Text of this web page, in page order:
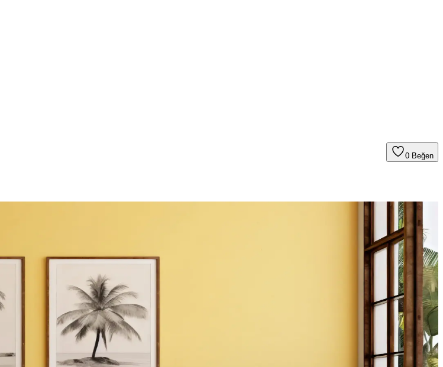
0 Beğen
Yöntemleri
fonksiyonel hem estetik hale getirilebilir. Alternatif kullanım önerileri ve dikkat edilmesi gerekenler ele alınmıştır.
ve estetik düzenlemelerle alanınızı çok yönlü kullanabilirsiniz.